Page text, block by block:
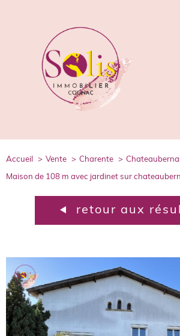
accueil vente charente
maison de 108 m avec jardinet sur
retour aux